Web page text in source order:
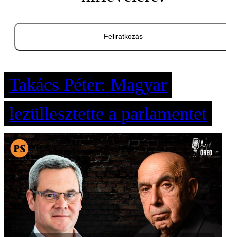
Feliratkozás
Takács Péter: Magyar
lezüllesztette a parlamentet